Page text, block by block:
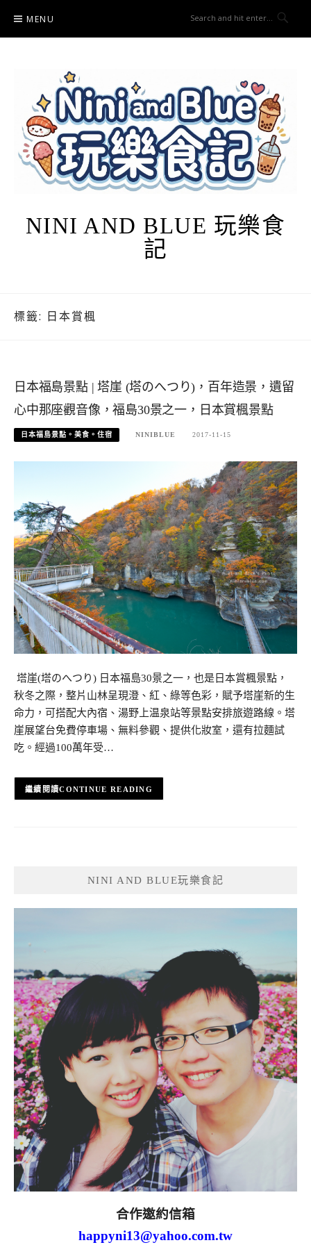
content
MENU
NINI AND BLUE 玩樂食
記
標籤: 日本賞楓
日本福島景點 | 塔崖 (塔のへつり)，百年造景，遺留
心中那座觀音像，福島30景之一，日本賞楓景點
日本福島景點。美食。住宿 NINIBLUE 2017-11-15
塔崖(塔のへつり) 日本福島30景之一，也是日本賞楓景點，
秋冬之際，整片山林呈現澄、紅、綠等色彩，賦予塔崖新的生
命力，可搭配大內宿、湯野上温泉站等景點安排旅遊路線。塔
崖展望台免費停車場、無料參觀、提供化妝室，還有拉麵試
吃。經過100萬年受…
CONTINUE READING
NINI AND BLUE玩樂食記
合作邀約信箱
happyni13@yahoo.com.tw